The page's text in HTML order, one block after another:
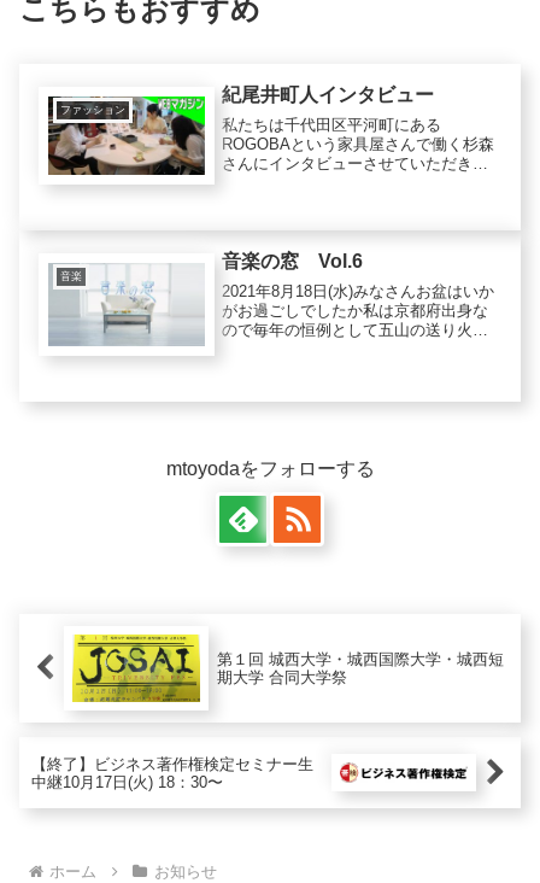
こちらもおすすめ
ファッション
紀尾井町人インタビュー
私たちは千代田区平河町にある
ROGOBAという家具屋さんで働く杉森
さんにインタビューさせていただきま
織ら...
音楽
音楽の窓 Vol.6
2021年8月18日(水)みなさんお盆はいか
がお過ごしでしたか私は京都府出身な
ので毎年の恒例として五山の送り火を
いましたが、かなり規模が縮...
mtoyodaをフォローする
第１回 城西大学・城西国際大学・城西短
期大学 合同大学祭
【終了】ビジネス著作権検定セミナー生
中継10月17日(火) 18：30〜
ホーム お知らせ